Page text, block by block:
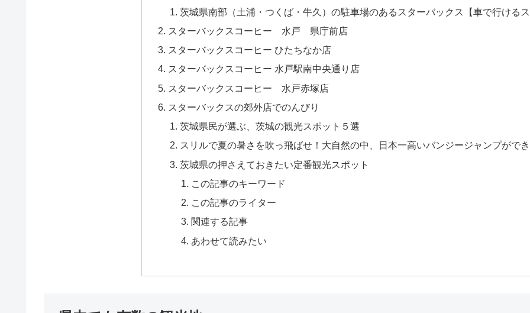
茨城県南部（土浦・つくば・牛久）の駐車場のあるスターバックス【車で行ける
スターバックスコーヒー 水戸 県庁前店
スターバックスコーヒー ひたちなか店
スターバックスコーヒー 水戸駅南中央通り店
スターバックスコーヒー 水戸赤塚店
スターバックスの郊外店でのんびり
茨城県民が選ぶ、茨城の観光スポット５選
スリルで夏の暑さを吹っ飛ばせ！大自然の中、日本一高いバンジージャンプがで
茨城県の押さえておきたい定番観光スポット
この記事のキーワード
この記事のライター
関連する記事
あわせて読みたい